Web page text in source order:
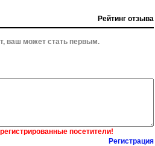
Рейтинг отзыва
ваш может стать первым.
посетители!
Регистрация